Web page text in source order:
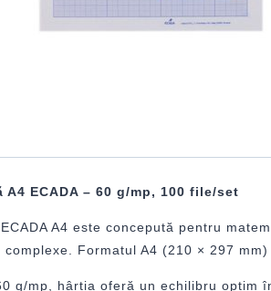
ECADA – 60 g/mp, 100 file/set
A4 este concepută pentru
complexe. Formatul A4 (210 × 297
g/mp, hârtia oferă un echilibru optim